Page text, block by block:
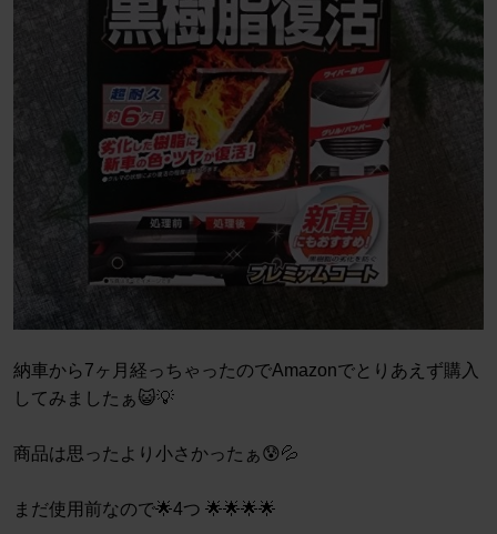
納車から7ヶ月経っちゃったのでAmazonでとりあえず購入
してみましたぁ😺💡
商品は思ったより小さかったぁ😰💦
まだ使用前なので🌟4つ 🌟🌟🌟🌟